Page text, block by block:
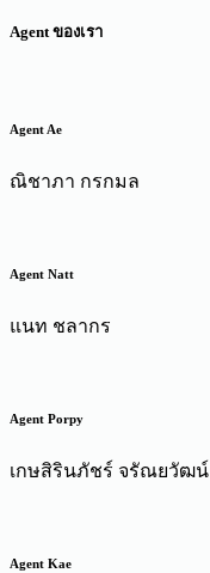
Agent ของเรา
Agent Ae
ณิชาภา กรกมล
Agent Natt
แนท ชลากร
Agent Porpy
เกษสิรินภัชร์ จรัณยวัฒน์
Agent Kae